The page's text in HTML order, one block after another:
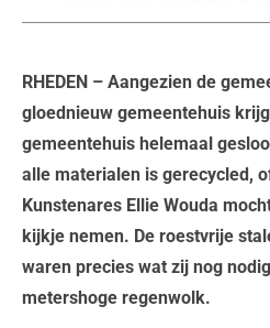
RHEDEN – Aangezien de
gloednieuw gemeentehuis
gemeentehuis helemaal
alle materialen is gerecycled,
Kunstenares Ellie Wouda
kijkje nemen. De roestvrije
waren precies wat zij nog
metershoge regenwolk.